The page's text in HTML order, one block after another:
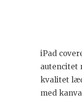
iPad
autencitet
kvalitet
med